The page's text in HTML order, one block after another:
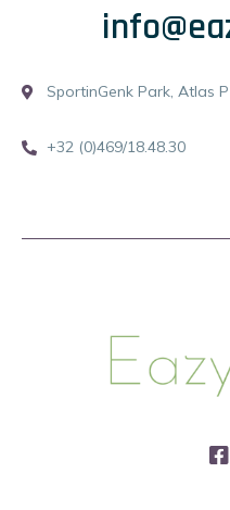
SportinGenk Park, Atlas
+32 (0)469/18.48.30